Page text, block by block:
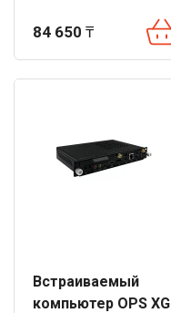
84 650 ₸
Встраиваемый
компьютер OPS XG